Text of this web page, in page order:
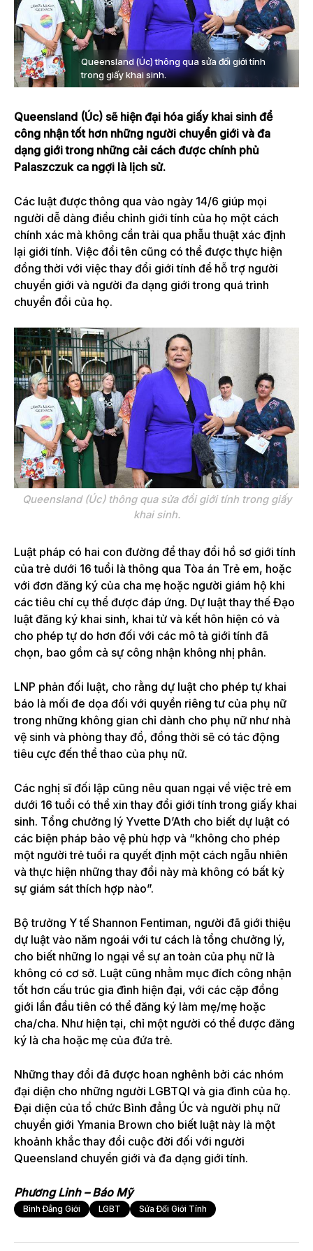
Queensland (Úc) thông qua sửa đổi giới tính
trong giấy khai sinh.
Queensland (Úc) sẽ hiện đại hóa giấy khai sinh để
công nhận tốt hơn những người chuyển giới và đa
dạng giới trong những cải cách được chính phủ
Palaszczuk ca ngợi là lịch sử.
Các luật được thông qua vào ngày 14/6 giúp mọi
người dễ dàng điều chỉnh giới tính của họ một cách
chính xác mà không cần trải qua phẫu thuật xác định
lại giới tính. Việc đổi tên cũng có thể được thực hiện
đồng thời với việc thay đổi giới tính để hỗ trợ người
chuyển giới và người đa dạng giới trong quá trình
chuyển đổi của họ.
Queensland (Úc) thông qua sửa đổi giới tính trong giấy
khai sinh.
Luật pháp có hai con đường để thay đổi hồ sơ giới tính
của trẻ dưới 16 tuổi là thông qua Tòa án Trẻ em, hoặc
với đơn đăng ký của cha mẹ hoặc người giám hộ khi
các tiêu chí cụ thể được đáp ứng. Dự luật thay thế Đạo
luật đăng ký khai sinh, khai tử và kết hôn hiện có và
cho phép tự do hơn đối với các mô tả giới tính đã
chọn, bao gồm cả sự công nhận không nhị phân.
LNP phản đối luật, cho rằng dự luật cho phép tự khai
báo là mối đe dọa đối với quyền riêng tư của phụ nữ
trong những không gian chỉ dành cho phụ nữ như nhà
vệ sinh và phòng thay đồ, đồng thời sẽ có tác động
tiêu cực đến thể thao của phụ nữ.
Các nghị sĩ đối lập cũng nêu quan ngại về việc trẻ em
dưới 16 tuổi có thể xin thay đổi giới tính trong giấy khai
sinh. Tổng chưởng lý Yvette D’Ath cho biết dự luật có
các biện pháp bảo vệ phù hợp và “không cho phép
một người trẻ tuổi ra quyết định một cách ngẫu nhiên
và thực hiện những thay đổi này mà không có bất kỳ
sự giám sát thích hợp nào”.
Bộ trưởng Y tế Shannon Fentiman, người đã giới thiệu
dự luật vào năm ngoái với tư cách là tổng chưởng lý,
cho biết những lo ngại về sự an toàn của phụ nữ là
không có cơ sở. Luật cũng nhằm mục đích công nhận
tốt hơn cấu trúc gia đình hiện đại, với các cặp đồng
giới lần đầu tiên có thể đăng ký làm mẹ/mẹ hoặc
cha/cha. Như hiện tại, chỉ một người có thể được đăng
ký là cha hoặc mẹ của đứa trẻ.
Những thay đổi đã được hoan nghênh bởi các nhóm
đại diện cho những người LGBTQI và gia đình của họ.
Đại diện của tổ chức Bình đẳng Úc và người phụ nữ
chuyển giới Ymania Brown cho biết luật này là một
khoảnh khắc thay đổi cuộc đời đối với người
Queensland chuyển giới và đa dạng giới tính.
Phương Linh – Báo Mỹ
Bình Đẳng Giới LGBT Sửa Đổi Giới Tính